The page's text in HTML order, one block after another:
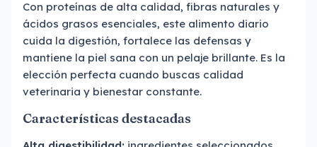
Con proteínas de alta calidad, fibras naturales y
ácidos grasos esenciales, este alimento diario
cuida la digestión, fortalece las defensas y
mantiene la piel sana con un pelaje brillante. Es la
elección perfecta cuando buscas calidad
veterinaria y bienestar constante.
Características destacadas